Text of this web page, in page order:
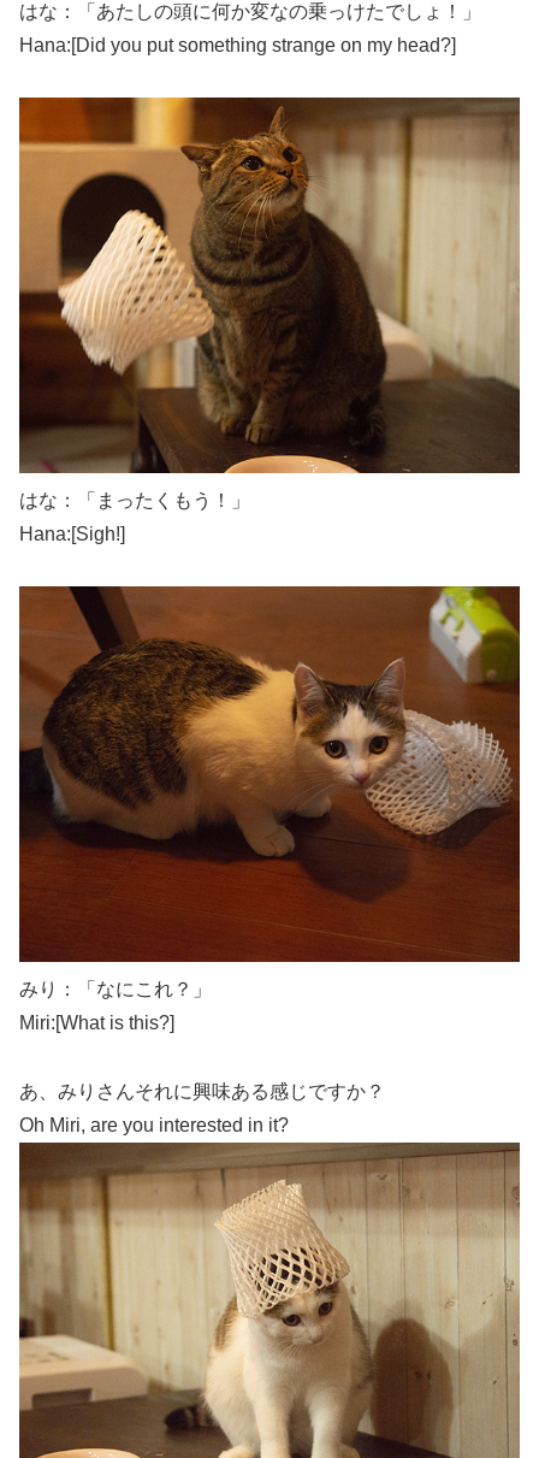
はな：「あたしの頭に何か変なの乗っけたでしょ！」
Hana:[Did you put something strange on my head?]
はな：「まったくもう！」
Hana:[Sigh!]
みり：「なにこれ？」
Miri:[What is this?]
あ、みりさんそれに興味ある感じですか？
Oh Miri, are you interested in it?